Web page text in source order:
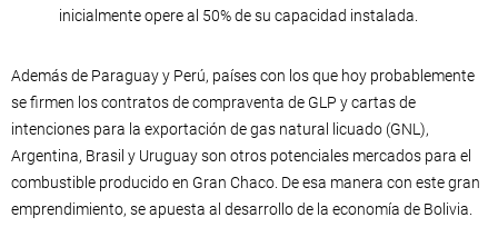
inicialmente opere al 50% de su capacidad instalada.
Además de Paraguay y Perú, países con los que hoy probablemente
se firmen los contratos de compraventa de GLP y cartas de
intenciones para la exportación de gas natural licuado (GNL),
Argentina, Brasil y Uruguay son otros potenciales mercados para el
combustible producido en Gran Chaco. De esa manera con este gran
emprendimiento, se apuesta al desarrollo de la economía de Bolivia.